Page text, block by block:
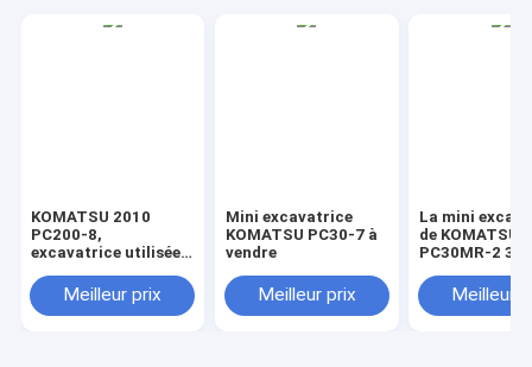
KOMATSU 2010
PC200-8,
excavatrice utilisée
vendreMeilleur prix
Mini excavatrice
KOMATSU PC30-7 à
vendre
Meilleur prix
La mini
de KOMATSU
PC30MR-2 3T
le petit prix
Meilleur